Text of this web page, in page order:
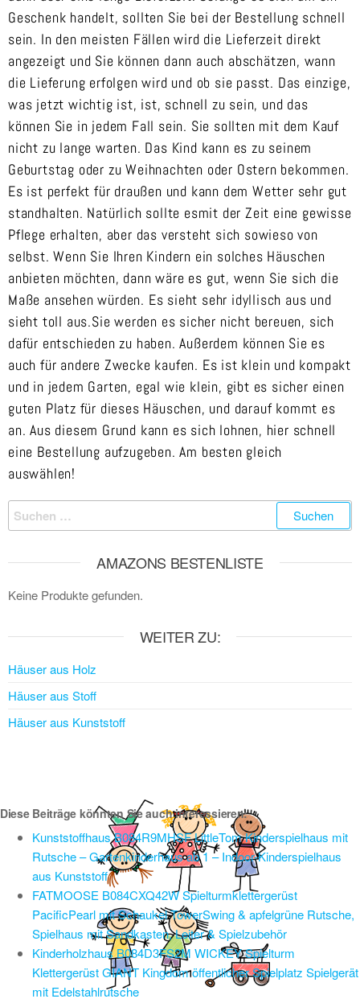
Geschenk handelt, sollten Sie bei der Bestellung schnell
sein. In den meisten Fällen wird die Lieferzeit direkt
angezeigt und Sie können dann auch abschätzen, wann
die Lieferung erfolgen wird und ob sie passt. Das einzige,
was jetzt wichtig ist, ist, schnell zu sein, und das
können Sie in jedem Fall sein. Sie sollten mit dem Kauf
nicht zu lange warten. Das Kind kann es zu seinem
Geburtstag oder zu Weihnachten oder Ostern bekommen.
Es ist perfekt für draußen und kann dem Wetter sehr gut
standhalten. Natürlich sollte esmit der Zeit eine gewisse
Pflege erhalten, aber das versteht sich sowieso von
selbst. Wenn Sie Ihren Kindern ein solches Häuschen
anbieten möchten, dann wäre es gut, wenn Sie sich die
Maße ansehen würden. Es sieht sehr idyllisch aus und
sieht toll aus.Sie werden es sicher nicht bereuen, sich
dafür entschieden zu haben. Außerdem können Sie es
auch für andere Zwecke kaufen. Es ist klein und kompakt
und in jedem Garten, egal wie klein, gibt es sicher einen
guten Platz für dieses Häuschen, und darauf kommt es
an. Aus diesem Grund kann es sich lohnen, hier schnell
eine Bestellung aufzugeben. Am besten gleich
auswählen!
AMAZONS BESTENLISTE
Keine Produkte gefunden.
WEITER ZU:
Häuser aus Holz
Häuser aus Stoff
Häuser aus Kunststoff
Diese Beiträge könnten Sie auch interessieren:
Kunststoffhaus B084R9MHSF LittleTom Kinderspielhaus mit
Rutsche – Gartenkinderhaus ab 1 – Indoor-Kinderspielhaus
aus Kunststoff
FATMOOSE B084CXQ42W Spielturmklettergerüst
PacificPearl mit Schaukel TowerSwing & apfelgrüne Rutsche,
Spielhaus mit Sandkasten, Leiter & Spielzubehör
Kinderholzhaus B084D3FS2M WICKEY Spielturm
Klettergerüst GIANT Kingdom öffentlicher Spielplatz Spielgerät
mit Edelstahlrutsche